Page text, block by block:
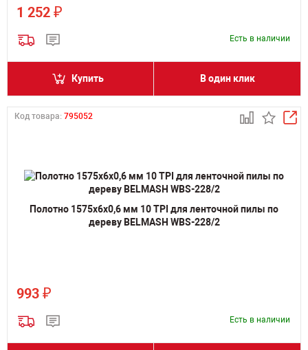
1 252 ₽
Есть в наличии
Купить В один клик
Код товара: 795052
Полотно 1575х6х0,6 мм 10 TPI для ленточной пилы по
дереву BELMASH WBS-228/2
993 ₽
Есть в наличии